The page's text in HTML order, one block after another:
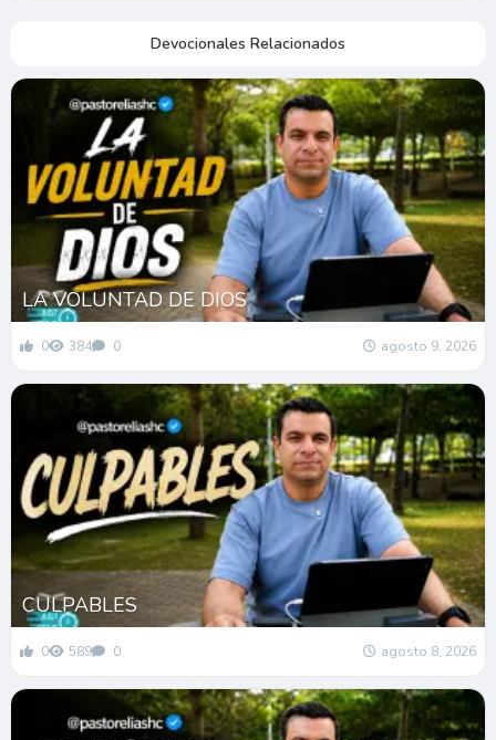
Devocionales Relacionados
LA VOLUNTAD DE DIOS
0 384 0 agosto 9, 2026
CULPABLES
0 589 0 agosto 8, 2026